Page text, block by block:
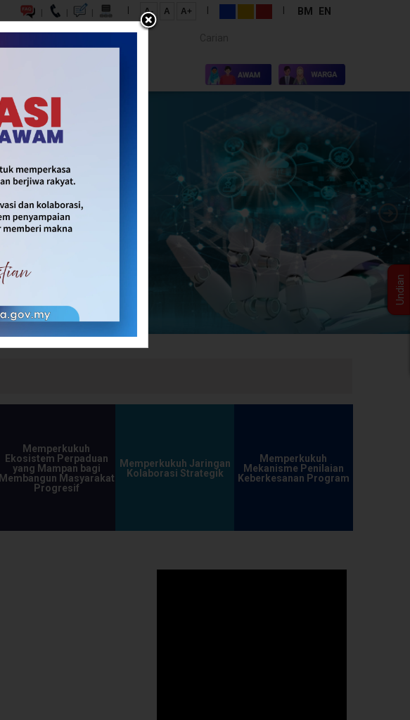
| | | | A- A A+ | | BM
EN
Memperkukuh
Ekosistem Perpaduan
yang Mampan bagi
Membangun Masyarakat
Progresif
Memperkukuh Jaringan
Kolaborasi Strategik
Memperkukuh
Mekanisme Penilaian
Keberkesanan Program
Undian